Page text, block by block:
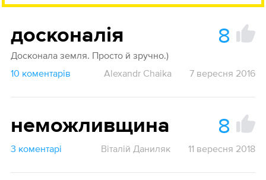
досконалія 8
Досконала земля. Просто й зручно.)
10 коментарів
Alexandr Chaika 7 вересня 2016
неможливщина 8
3 коментарі Віталій Даниляк 11 вересня 2018